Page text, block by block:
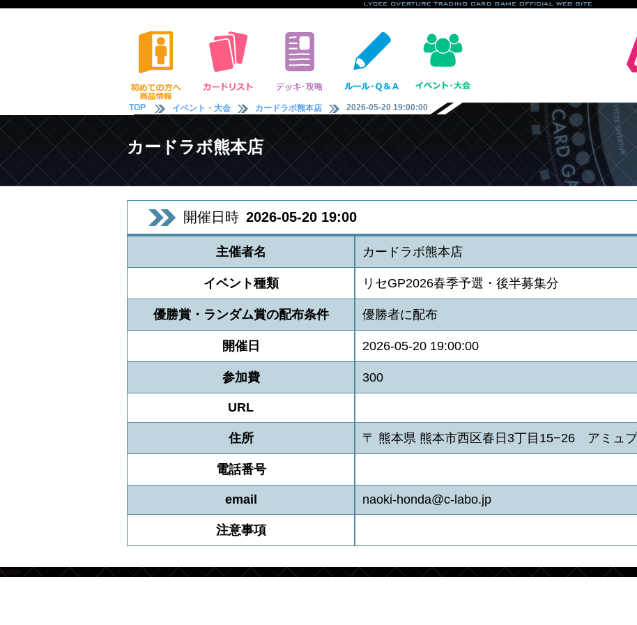
TOP イベント・大会 カードラボ熊本店 2026-05-20 19:00:00
カードラボ熊本店
開催日時 2026-05-20 19:00
主催者名 カードラボ熊本店
イベント種類 リセGP2026春季予選・後半募集分
優勝賞・ランダム賞の配布条件 優勝者に配布
開催日 2026-05-20 19:00:00
参加費 300
URL
住所 〒 熊本県 熊本市西区春日3丁目15−26 アミュ
電話番号
email naoki-honda@c-labo.jp
注意事項
footer